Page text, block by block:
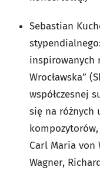
Sebastian
inspirowanych
Wrocławska”
współczesnej
się na różnych
Carl Maria von
Wagner,